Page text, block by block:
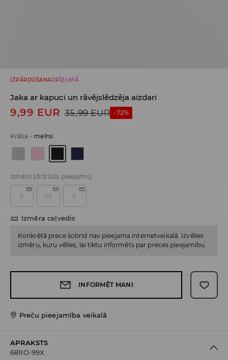
IZPĀRDOŠANA DRĪZUMĀ
Jaka ar kapuci un rāvējslēdzēja aizdari
9,99 EUR 35,99 EUR -72%
Krāsa - melns
Izmērs (drīz būs pieejams)
S M L
Izmēra ceļvedis
Konkrētā prece šobrīd nav pieejama internetveikalā. Izvēlies
izmēru, kuru vēlies, lai tiktu informēts par preces pieejamību.
INFORMĒT MANI
Preču pieejamība veikalā
APRAKSTS
681IO-99X